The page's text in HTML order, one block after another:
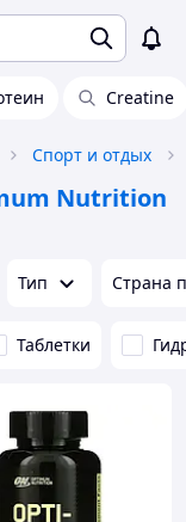
Creatine
Спорт и отдых
Nutrition
Тип Страна
Таблетки